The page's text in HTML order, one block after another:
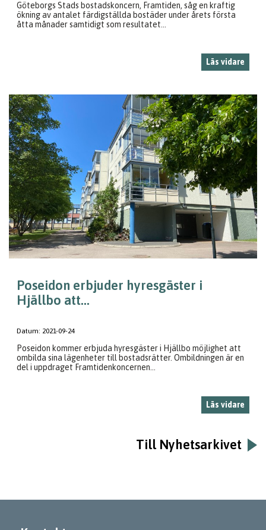
Göteborgs Stads bostadskoncern, Framtiden, såg en kraftig
ökning av antalet färdigställda bostäder under årets första
åtta månader samtidigt som resultatet...
Läs vidare
Poseidon erbjuder hyresgäster i
Hjällbo att...
Datum: 2021-09-24
Poseidon kommer erbjuda hyresgäster i Hjällbo möjlighet att
ombilda sina lägenheter till bostadsrätter. Ombildningen är en
del i uppdraget Framtidenkoncernen...
Läs vidare
Till Nyhetsarkivet